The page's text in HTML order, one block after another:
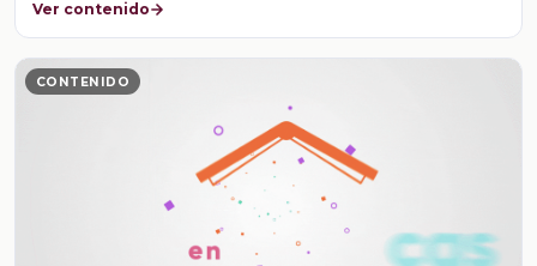
Ver contenido
CONTENIDO